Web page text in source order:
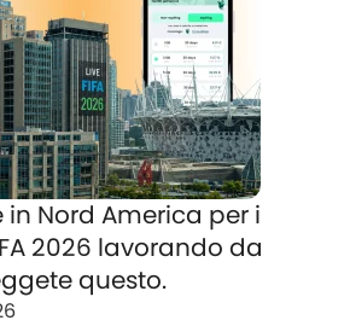
Nord America per i
2026 lavorando da
questo.